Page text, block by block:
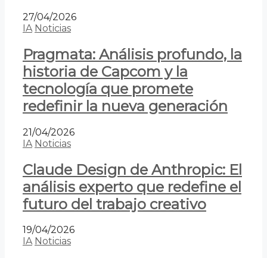
27/04/2026
IA Noticias
Pragmata: Análisis profundo, la
historia de Capcom y la
tecnología que promete
redefinir la nueva generación
21/04/2026
IA Noticias
Claude Design de Anthropic: El
análisis experto que redefine el
futuro del trabajo creativo
19/04/2026
IA Noticias